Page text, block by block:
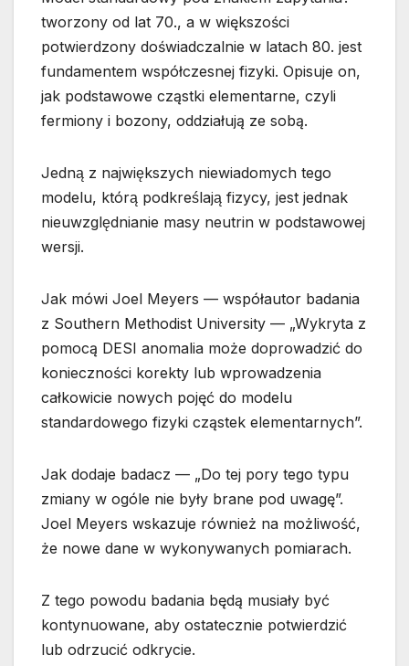
tworzony od lat 70., a w większości
potwierdzony doświadczalnie w latach 80. jest
fundamentem współczesnej fizyki. Opisuje on,
jak podstawowe cząstki elementarne, czyli
fermiony i bozony, oddziałują ze sobą.
Jedną z największych niewiadomych tego
modelu, którą podkreślają fizycy, jest jednak
nieuwzględnianie masy neutrin w podstawowej
wersji.
Jak mówi Joel Meyers — współautor badania
z Southern Methodist University — „Wykryta z
pomocą DESI anomalia może doprowadzić do
konieczności korekty lub wprowadzenia
całkowicie nowych pojęć do modelu
standardowego fizyki cząstek elementarnych”.
Jak dodaje badacz — „Do tej pory tego typu
zmiany w ogóle nie były brane pod uwagę”.
Joel Meyers wskazuje również na możliwość,
że nowe dane w wykonywanych pomiarach.
Z tego powodu badania będą musiały być
kontynuowane, aby ostatecznie potwierdzić
lub odrzucić odkrycie.